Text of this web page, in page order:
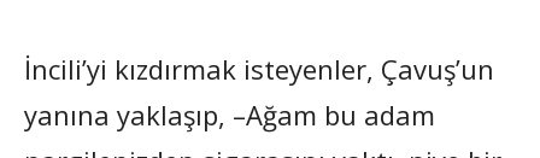
İncili’yi kızdırmak isteyenler, Çavuş’un
yanına yaklaşıp, –Ağam bu adam